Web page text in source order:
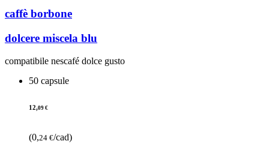
caffè borbone
dolcere miscela blu
compatibile nescafé dolce gusto
50 capsule
12,09 €
(0,24 €/cad)